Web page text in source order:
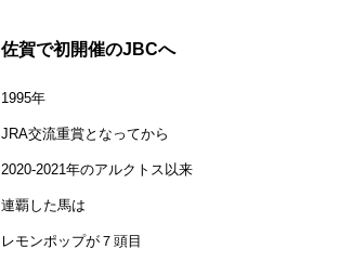
佐賀で初開催のJBCへ
1995年
JRA交流重賞となってから
2020-2021年のアルクトス以来
連覇した馬は
レモンポップが７頭目